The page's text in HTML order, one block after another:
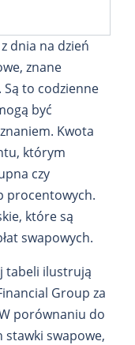
dnia na dzień
znane
Są to codzienne
być
Kwota
którym
czy
procentowych.
które są
swapowych.
tabeli ilustrują
Group za
porównaniu do
swapowe,